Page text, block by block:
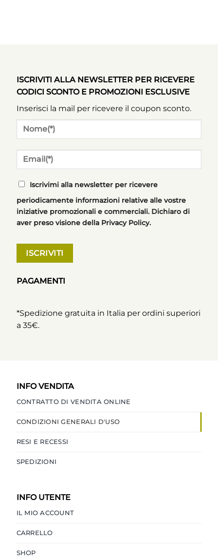
ISCRIVITI ALLA NEWSLETTER PER RICEVERE
CODICI SCONTO E PROMOZIONI ESCLUSIVE
Inserisci la mail per ricevere il coupon sconto.
Iscrivimi alla newsletter per ricevere
periodicamente informazioni relative alle vostre
iniziative promozionali e commerciali. Dichiaro di
aver preso visione della Privacy Policy.
PAGAMENTI
*Spedizione gratuita in Italia per ordini superiori
a 35€.
INFO VENDITA
CONTRATTO DI VENDITA ONLINE
CONDIZIONI GENERALI D'USO
RESI E RECESSI
SPEDIZIONI
INFO UTENTE
IL MIO ACCOUNT
CARRELLO
SHOP